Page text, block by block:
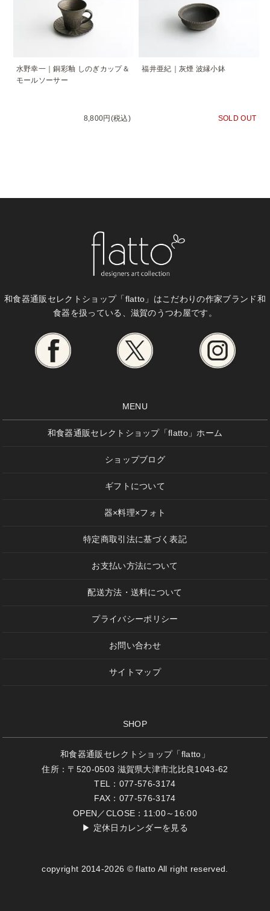
水野幸一｜銅彩釉 しのぎカップ＆
モールソーサー
8,800円(税込)
福井亜紀｜灰煙 波縁小鉢
SOLD OUT
和食器通販セレクトショップ「flatto」はこだわりの作家ブランド和
食器を扱っている、滋賀のうつわ屋です。
MENU
和食器通販セレクトショップ「flatto」ホーム
ショップブログ
ギフトについて
器×料理×フォト
特定商取引法に基づく表記
お支払い方法について
配送方法・送料について
プライバシーポリシー
お問い合わせ
サイトマップ
SHOP
和食器通販セレクトショップ「flatto」
住所：〒520-0503 滋賀県大津市北比良1043-62
TEL：077-576-3174
FAX：077-576-3174
OPEN／CLOSE：11:00～16:00
▶ 定休日カレンダーを見る
copyright 2014-2026 © flatto All right reserved.